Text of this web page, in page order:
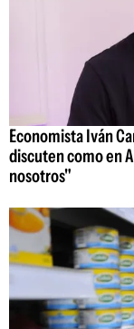
Economista Iván
discuten como en
nosotros"